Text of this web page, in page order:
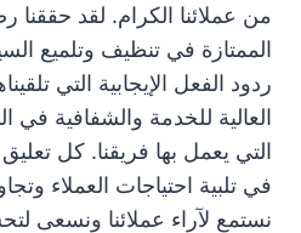
من عملائنا الكرام. لقد حققنا
الممتازة في تنظيف وتلميع
ردود الفعل الإيجابية التي
العالية للخدمة والشفافية في
التي يعمل بها فريقنا. كل
في تلبية احتياجات العملاء
نستمع لآراء عملائنا ونسعى